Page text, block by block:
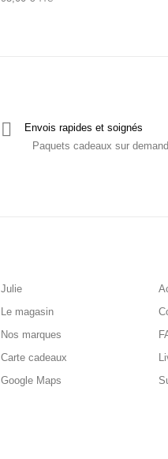
Envois rapides et soignés
Paquets cadeaux sur
Julie
Le magasin
Nos marques
Carte cadeaux
Google Maps